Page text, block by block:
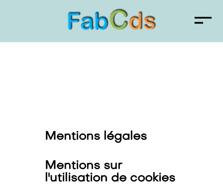
Mentions légales
Mentions sur
l'utilisation de cookies